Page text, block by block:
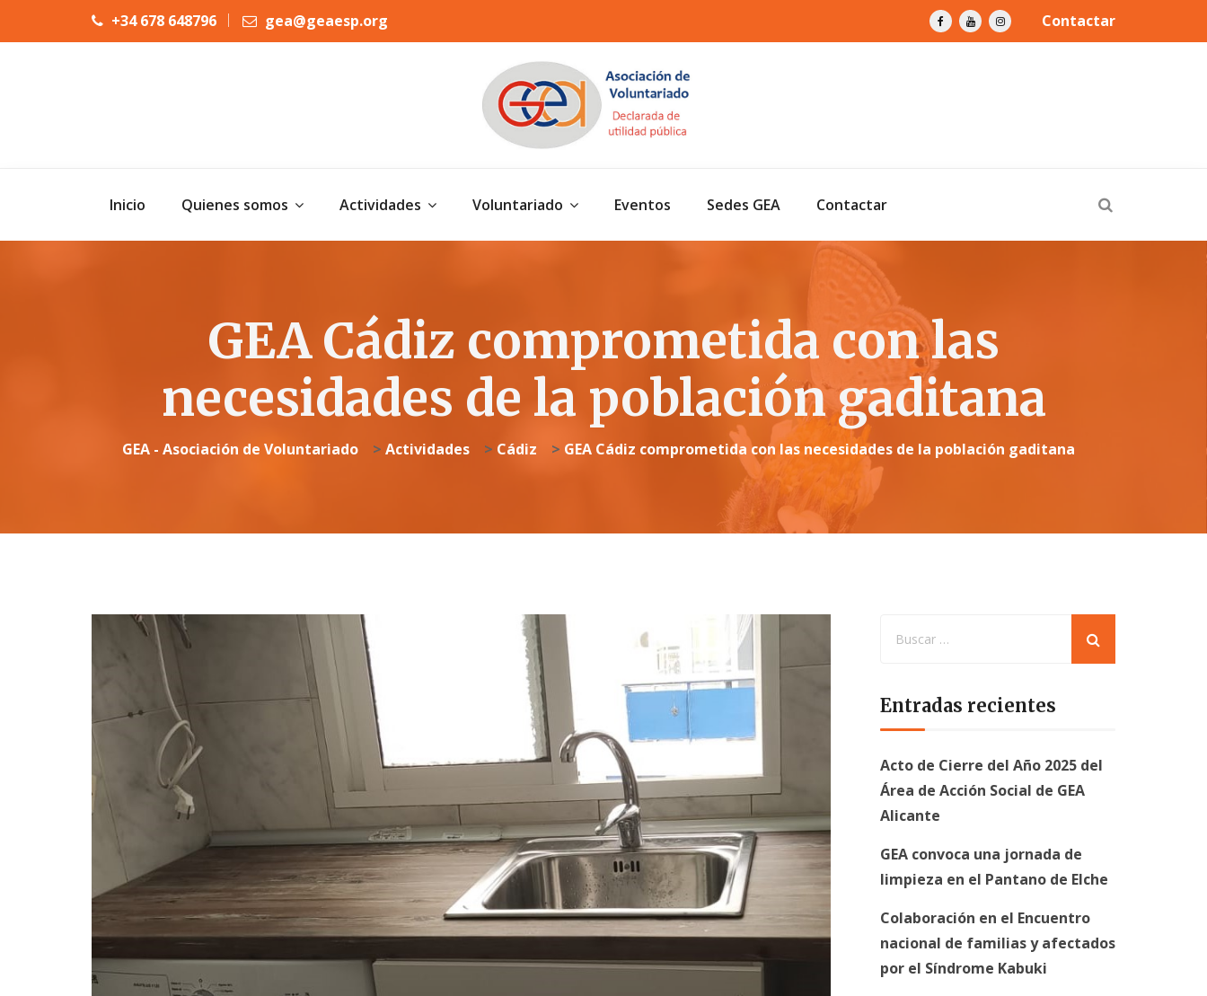
+34 678 648796 gea@geaesp.org Contactar
Inicio Quienes somos Actividades Voluntariado Eventos Sedes GEA Contactar
GEA Cádiz comprometida con las
necesidades de la población gaditana
GEA - Asociación de Voluntariado > Actividades > Cádiz > GEA Cádiz comprometida con las necesidades de la población gaditana
Entradas recientes
Acto de Cierre del Año 2025 del
Área de Acción Social de GEA
Alicante
GEA convoca una jornada de
limpieza en el Pantano de Elche
Colaboración en el Encuentro
nacional de familias y afectados
por el Síndrome Kabuki